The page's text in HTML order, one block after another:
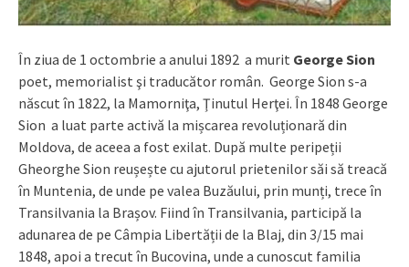
În ziua de 1 octombrie a anului 1892 a murit George Sion
poet, memorialist şi traducător român. George Sion s-a
născut în 1822, la Mamorniţa, Ţinutul Herţei. În 1848 George
Sion a luat parte activă la mișcarea revoluționară din
Moldova, de aceea a fost exilat. După multe peripeții
Gheorghe Sion reușește cu ajutorul prietenilor săi să treacă
în Muntenia, de unde pe valea Buzăului, prin munți, trece în
Transilvania la Brașov. Fiind în Transilvania, participă la
adunarea de pe Câmpia Libertății de la Blaj, din 3/15 mai
1848, apoi a trecut în Bucovina, unde a cunoscut familia